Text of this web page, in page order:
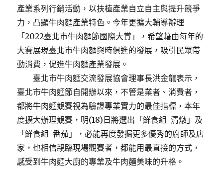
產業系列行銷活動，以扶植產業自立自主與提升競爭
力，凸顯牛肉麵產業特色。今年更擴大輔導辦理
「2022臺北市牛肉麵節國際大賞」，希望藉由每年的
大賽展現臺北市牛肉麵與時俱進的發展，吸引民眾帶
動消費，促進牛肉麵產業發展。
臺北市牛肉麵交流發展協會理事長洪金龍表示，
臺北市牛肉麵節自開辦以來，不管是業者、消費者，
都將牛肉麵競賽視為驗證專業實力的最佳指標，本年
度擴大辦理競賽，明(18)日將選出「鮮食組-清燉」及
「鮮食組-番茄」，必能再度發掘更多優秀的廚師及店
家，也相信親臨現場觀賽者，都能用最直接的方式，
感受到牛肉麵大廚的專業及牛肉麵美味的升格。